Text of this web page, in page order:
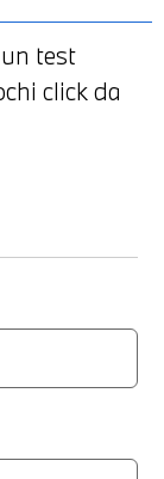
test
click da